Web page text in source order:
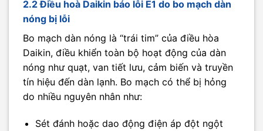
2.2 Điều hoà Daikin báo lỗi E1 do bo mạch dàn
nóng bị lỗi
Bo mạch dàn nóng là “trái tim” của điều hòa
Daikin, điều khiển toàn bộ hoạt động của dàn
nóng như quạt, van tiết lưu, cảm biến và truyền
tín hiệu đến dàn lạnh. Bo mạch có thể bị hỏng
do nhiều nguyên nhân như:
Sét đánh hoặc dao động điện áp đột ngột